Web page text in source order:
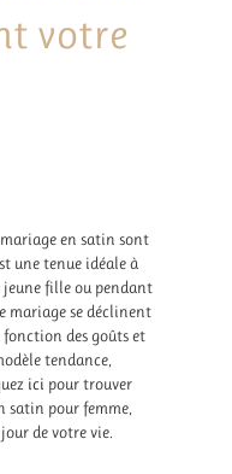
votre
mariage en satin sont
une tenue idéale à
fille ou pendant
mariage se déclinent
des goûts et
tendance,
ici pour trouver
satin pour femme,
de votre vie.